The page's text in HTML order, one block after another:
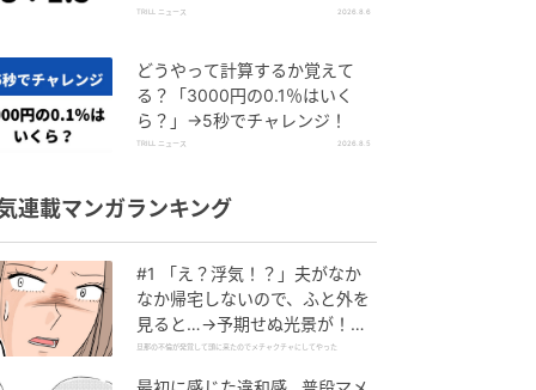
TRILL ニュース 2026.8.6
どうやって計算するか覚えて
る？「3000円の0.1％はいく
ら？」→5秒でチャレンジ！
TRILL ニュース 2026.8.5
連載マンガランキング
#1 「え？浮気！？」夫がなか
なか帰宅しないので、ふと外を
見ると…→予期せぬ光景が！｜
旦那の不倫が発覚して頭に来た
旦那の不倫が発覚して頭に来たのでメチャクチャにしてやった